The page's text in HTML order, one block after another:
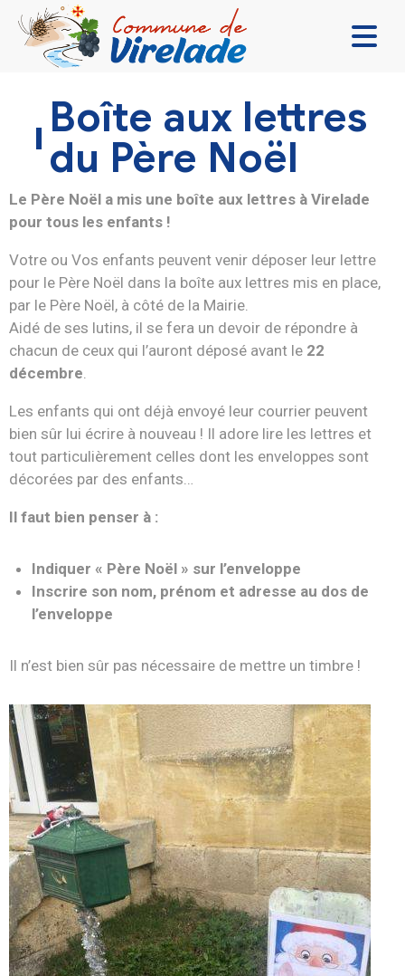
VIVRE ENSEMBLE
SE DIVERTIR
DÉCOUVRIR
Boîte aux lettres
du Père Noël
Le Père Noël a mis une boîte aux lettres à Virelade
pour tous les enfants !
Votre ou Vos enfants peuvent venir déposer leur lettre
pour le Père Noël dans la boîte aux lettres mis en place,
par le Père Noël, à côté de la Mairie.
Aidé de ses lutins, il se fera un devoir de répondre à
chacun de ceux qui l’auront déposé avant le 22
décembre.
Les enfants qui ont déjà envoyé leur courrier peuvent
bien sûr lui écrire à nouveau ! Il adore lire les lettres et
tout particulièrement celles dont les enveloppes sont
décorées par des enfants…
Il faut bien penser à :
Indiquer « Père Noël » sur l’enveloppe
Inscrire son nom, prénom et adresse au dos de
l’enveloppe
Il n’est bien sûr pas nécessaire de mettre un timbre !